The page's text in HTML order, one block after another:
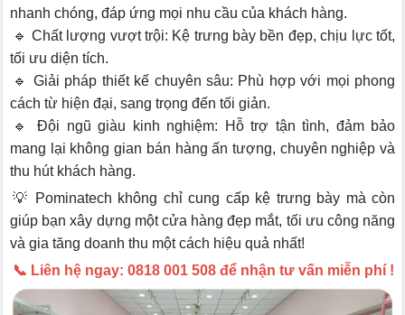
nhanh chóng, đáp ứng mọi nhu cầu của khách hàng.
🔹 Chất lượng vượt trội: Kệ trưng bày bền đẹp, chịu lực tốt,
tối ưu diện tích.
🔹 Giải pháp thiết kế chuyên sâu: Phù hợp với mọi phong
cách từ hiện đại, sang trọng đến tối giản.
🔹 Đội ngũ giàu kinh nghiệm: Hỗ trợ tận tình, đảm bảo
mang lại không gian bán hàng ấn tượng, chuyên nghiệp và
thu hút khách hàng.
💡 Pominatech không chỉ cung cấp kệ trưng bày mà còn
giúp bạn xây dựng một cửa hàng đẹp mắt, tối ưu công năng
và gia tăng doanh thu một cách hiệu quả nhất!
📞 Liên hệ ngay: 0818 001 508 để nhận tư vấn miễn phí !